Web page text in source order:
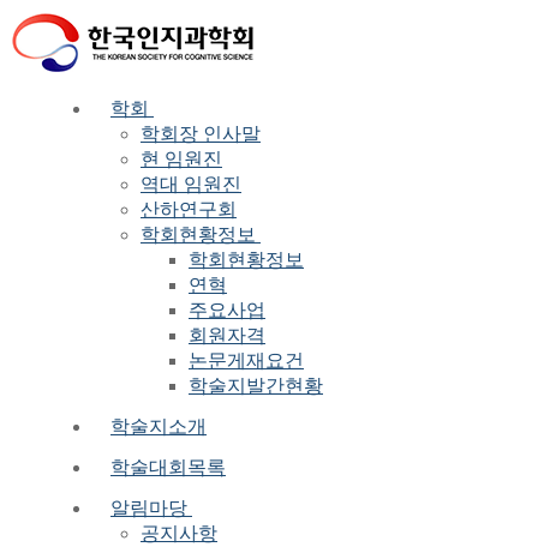
Skip
to
content
Menu
Close
학회
학회장 인사말
현 임원진
역대 임원진
산하연구회
학회현황정보
학회현황정보
연혁
주요사업
회원자격
논문게재요건
학술지발간현황
학술지소개
학술대회목록
알림마당
공지사항